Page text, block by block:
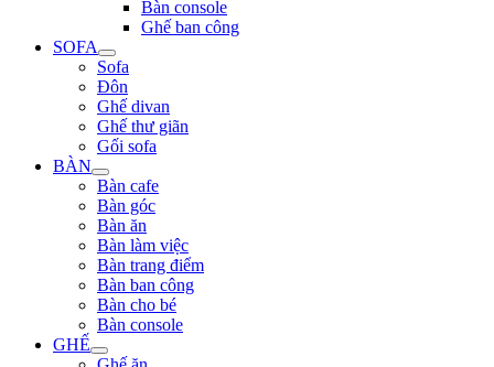
Bàn console
Ghế ban công
SOFA
Sofa
Đôn
Ghế divan
Ghế thư giãn
Gối sofa
BÀN
Bàn cafe
Bàn góc
Bàn ăn
Bàn làm việc
Bàn trang điểm
Bàn ban công
Bàn cho bé
Bàn console
GHẾ